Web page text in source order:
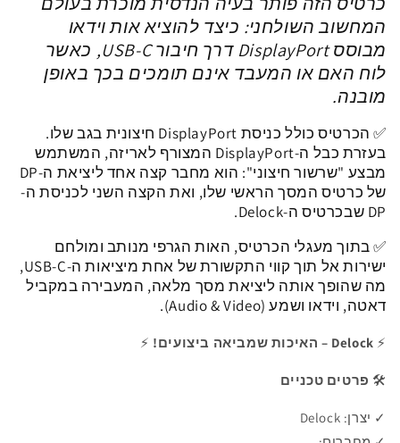
יציאת
USB-
C
10Gbps
|
כולל
לוחית
Low
profile
|
צ&#39;יפ
Asmedia
יציאת
USB-
C
10Gbps
לוחית
Low
profile
צ&#39;יפ
Asmedia
המחשוב השולחני: כיצד להוציא אות וידאו
מבוסס DisplayPort דרך חיבור USB-C, כאשר
לוח האם או המעבד אינם תומכים בכך באופן
מובנה.
✅ הכרטיס כולל כניסת DisplayPort חיצונית בגב שלו.
בעזרת כבל ה-DisplayPort המצורף לאריזה, המשתמש
מבצע "שרשור חיצוני": הוא מחבר קצה אחד ליציאת ה-DP
של כרטיס המסך הראשי שלו, ואת הקצה השני לכניסת ה-
DP שבכרטיס ה-Delock.
✅בתוך מעגלי הכרטיס, האות הגרפי מנותב ומולחם
ישירות אל תוך קווי התקשורת של אחת מיציאות ה-USB-C,
מה שהופך אותה ליציאת מסך מלאה, המעבירה במקביל
דאטה, וידאו ושמע (Audio & Video).
⚡ Delock – האיכות שמביאה ביצועים! ⚡
🛠️ פרטים טכניים
✓ יצרן: Delock